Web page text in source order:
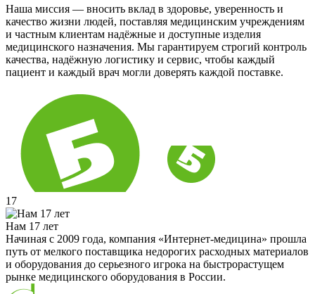
Наша миссия — вносить вклад в здоровье, уверенность и
качество жизни людей, поставляя медицинским учреждениям
и частным клиентам надёжные и доступные изделия
медицинского назначения. Мы гарантируем строгий контроль
качества, надёжную логистику и сервис, чтобы каждый
пациент и каждый врач могли доверять каждой поставке.
17
Нам 17 лет
Начиная с 2009 года, компания «Интернет-медицина» прошла
путь от мелкого поставщика недорогих расходных материалов
и оборудования до серьезного игрока на быстрорастущем
рынке медицинского оборудования в России.